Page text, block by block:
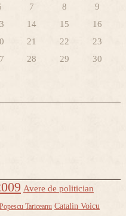
7 8
9
14 15
16
21 22
23
28 29
30
Avere de politician
Tariceanu Catalin Voicu